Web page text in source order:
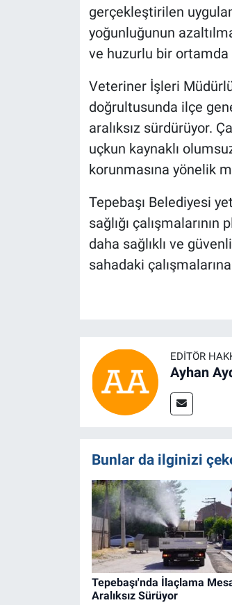
gerçekleştirilen
yoğunluğunun
ve huzurlu bir ortamda
Veteriner İşleri
doğrultusunda ilçe
aralıksız sürdürüyor.
uçkun kaynaklı
korunmasına yönelik
Tepebaşı Belediyesi
sağlığı
daha sağlıklı ve
sahadaki
EDITÖR
Ayhan
Bunlar da ilginizi
Tepebaşı'nda İlaçlama
Aralıksız Sürüyor